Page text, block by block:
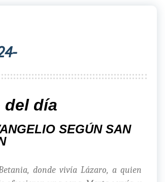
del día
SEGÚN SAN
donde vivía Lázaro, a quien